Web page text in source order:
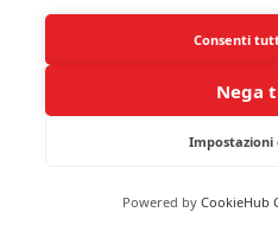
iniziare, poiché fornisce
rilassare il corpo e la
Incorporare queste
quotidiana non solo
migliorerà anche il tuo
meditazione e
Consenti
Nega
Impostazioni
Powered by CookieHub